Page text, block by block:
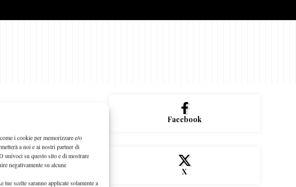
i cookie per memorizzare e/o
a noi e ai nostri partner di
univoci su questo sito e di mostrare
negativamente su alcune
scelte saranno applicate solamente a
Facebook
X